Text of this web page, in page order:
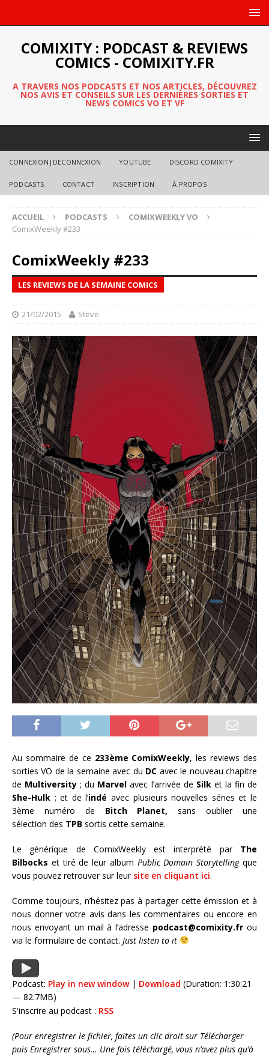
COMIXITY : PODCAST & REVIEWS
COMICS - COMIXITY.FR
A TRAVERS NOS PODCASTS ET NOS ARTICLES, DÉCOUVREZ
NOS AVIS ET CONSEILS SUR LES DERNIÈRES SORTIES ET
NEWS COMICS VO ET VF
CONNEXION|DECONNEXION YOUTUBE DISCORD COMIXITY
PODCASTS CONTACT INSCRIPTION À PROPOS
ACCUEIL PODCASTS
COMIXWEEKLY VO
ComixWeekly #233
ComixWeekly #233
LES REVIEWS DE LA SEMAINE COMICS
21/02/2015 Steve
Au sommaire de ce 233ème ComixWeekly, les reviews des
sorties VO de la semaine avec du DC avec le nouveau chapitre
de Multiversity ; du Marvel avec l’arrivée de Silket la fin de
She-Hulk ; et de l’indé avec plusieurs nouvelles séries et le
3ème numéro de Bitch Planet, sans oublier une
sélection des TPB sortis cette semaine.
Le générique de ComixWeekly est interprété par The
Bilbocks et tiré de leur album Public Domain Storytellingque
vous pouvez retrouver sur leursite en cliquant ici.
Comme toujours, n’hésitez pas à partager cette émission et à
nous donner votre avis dans les commentaires ou encore en
nous envoyant un mail à l’adresse podcast@comixity.fr ou
via le formulaire de contact. Just listen to it
Podcast: Play in new window| Download (Duration: 1:30:21
— 82.7MB)
S'inscrire au podcast : RSS
(Pour enregistrer le fichier, faites un clic droit sur Télécharger
puis Enregistrer sous… Une fois téléchargé, vous n’avez plus qu’à